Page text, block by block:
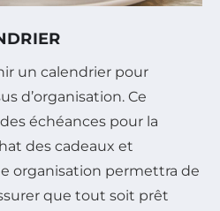
un calendrier pour
d’organisation. Ce
échéances pour la
des cadeaux et
organisation permettra de
que tout soit prêt